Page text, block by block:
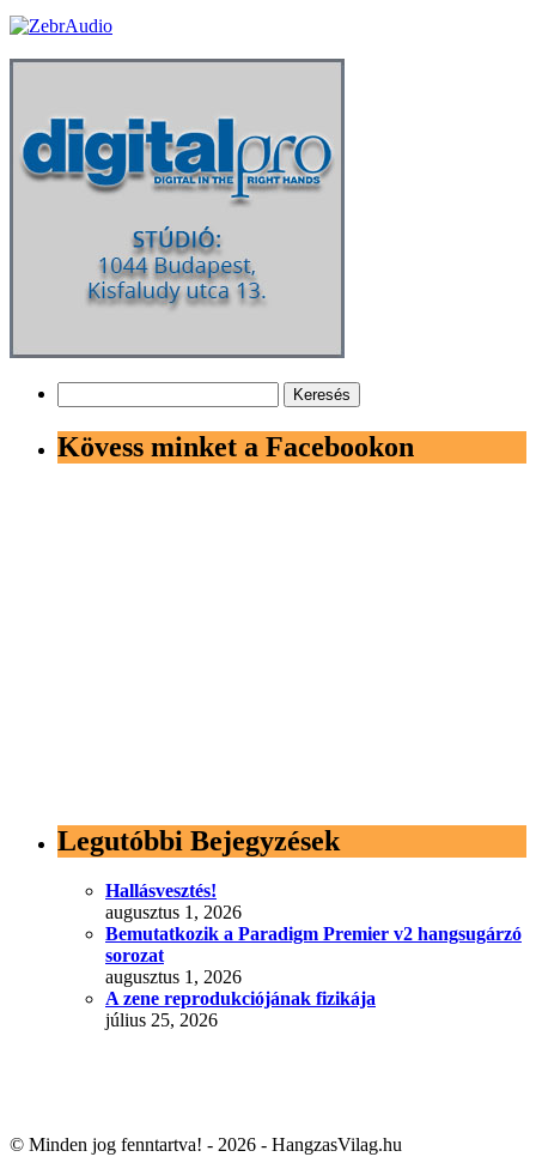
Kövess minket a Facebookon
Legutóbbi Bejegyzések
Hallásvesztés!
augusztus 1, 2026
Bemutatkozik a Paradigm Premier v2 hangsugárzó
sorozat
augusztus 1, 2026
A zene reprodukciójának fizikája
július 25, 2026
© Minden jog fenntartva! - 2026 - HangzasVilag.hu